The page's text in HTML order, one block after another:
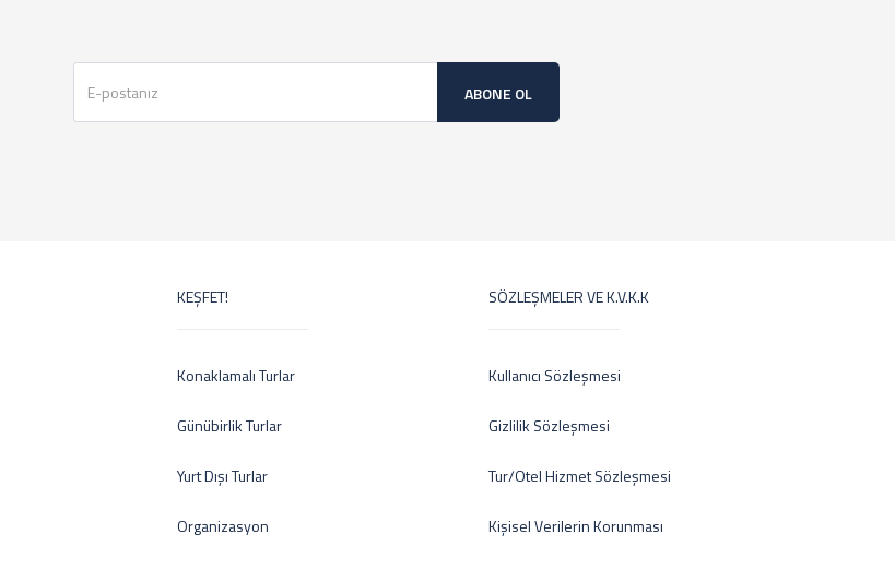
ABONE OL
KEŞFET!
Konaklamalı Turlar
Günübirlik Turlar
Yurt Dışı Turlar
Organizasyon
SÖZLEŞMELER VE K.V.K.K
Kullanıcı Sözleşmesi
Gizlilik Sözleşmesi
Tur/Otel Hizmet Sözleşmesi
Kişisel Verilerin Korunması